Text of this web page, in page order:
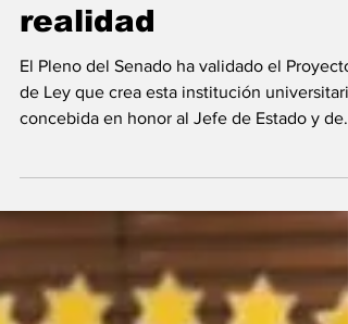
(UNONM) ya es una
realidad
El Pleno del Senado ha validado el Proyecto
de Ley que crea esta institución universitaria
Gobierno. Bajo la moderación del
Vicepresidente Segundo, Agustín Nze
Nfumu, el Pleno del Senado ha aprobado el
Universidad Nacional Obiang Nguema
Mbasogo (UNONM), y se descentraliza su